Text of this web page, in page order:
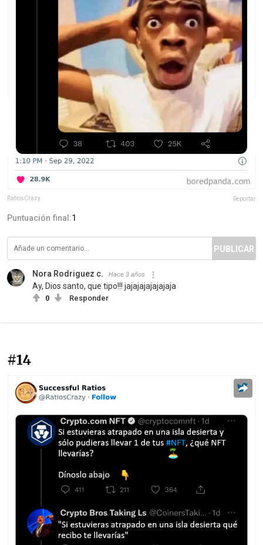
RatiosCrazy Reportar
Puntuación final:1
PUBLICAR
Nora Rodriguez c. Hace 3 años
Ay, Dios santo, que tipo!!! jajajajajajajaja
0 Responder
#14